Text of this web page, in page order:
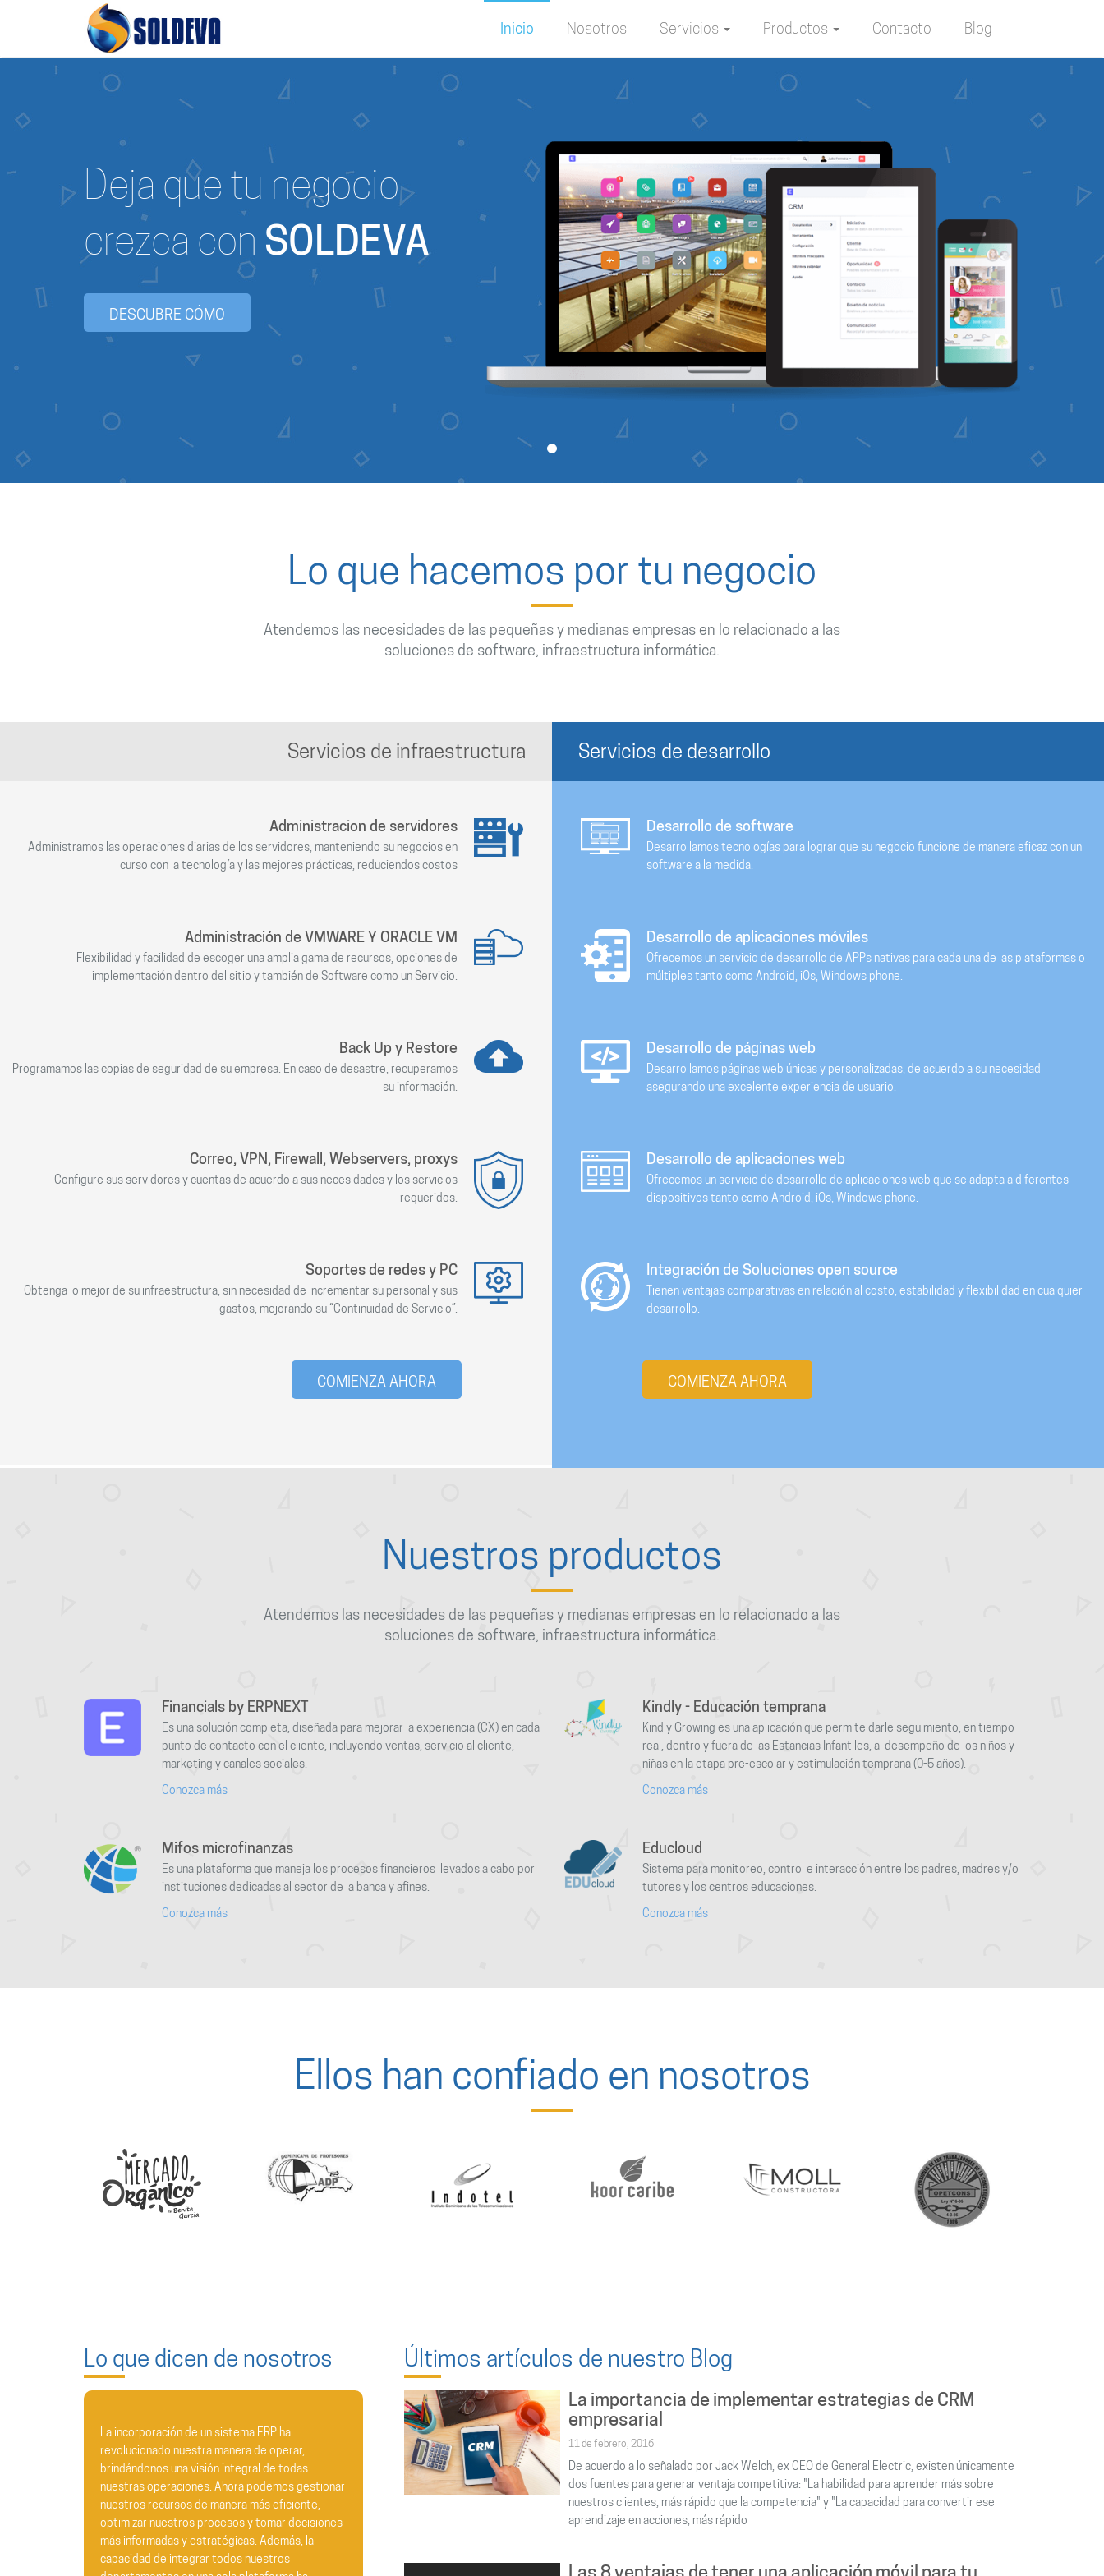
Inicio Nosotros Servicios Productos Contacto Blog
Deja que tu negocio
crezca con SOLDEVA
DESCUBRE CÓMO
Lo que hacemos por tu negocio
Atendemos las necesidades de las pequeñas y medianas empresas en lo relacionado a las
soluciones de software, infraestructura informática.
Servicios de infraestructura
Administracion de servidores
Administramos las operaciones diarias de los servidores, manteniendo su negocios en
curso con la tecnología y las mejores prácticas, reduciendos costos
Administración de VMWARE Y ORACLE VM
Flexibilidad y facilidad de escoger una amplia gama de recursos, opciones de
implementación dentro del sitio y también de Software como un Servicio.
Back Up y Restore
Programamos las copias de seguridad de su empresa. En caso de desastre, recuperamos
su información.
Correo, VPN, Firewall, Webservers, proxys
Configure sus servidores y cuentas de acuerdo a sus necesidades y los servicios
requeridos.
Soportes de redes y PC
Obtenga lo mejor de su infraestructura, sin necesidad de incrementar su personal y sus
gastos, mejorando su “Continuidad de Servicio”.
COMIENZA AHORA
Servicios de desarrollo
Desarrollo de software
Desarrollamos tecnologías para lograr que su negocio funcione de manera eficaz con un
software a la medida.
Desarrollo de aplicaciones móviles
Ofrecemos un servicio de desarrollo de APPs nativas para cada una de las plataformas o
múltiples tanto como Android, iOs, Windows phone.
Desarrollo de páginas web
Desarrollamos páginas web únicas y personalizadas, de acuerdo a su necesidad
asegurando una excelente experiencia de usuario.
Desarrollo de aplicaciones web
Ofrecemos un servicio de desarrollo de aplicaciones web que se adapta a diferentes
dispositivos tanto como Android, iOs, Windows phone.
Integración de Soluciones open source
Tienen ventajas comparativas en relación al costo, estabilidad y flexibilidad en cualquier
desarrollo.
COMIENZA AHORA
Nuestros productos
Atendemos las necesidades de las pequeñas y medianas empresas en lo relacionado a las
soluciones de software, infraestructura informática.
Financials by ERPNEXT
Es una solución completa, diseñada para mejorar la experiencia (CX) en cada
punto de contacto con el cliente, incluyendo ventas, servicio al cliente,
marketing y canales sociales.
Conozca más
Kindly - Educación temprana
Kindly Growing es una aplicación que permite darle seguimiento, en tiempo
real, dentro y fuera de las Estancias Infantiles, al desempeño de los niños y
niñas en la etapa pre-escolar y estimulación temprana (0-5 años).
Conozca más
Mifos microfinanzas
Es una plataforma que maneja los procesos financieros llevados a cabo por
instituciones dedicadas al sector de la banca y afines.
Conozca más
Educloud
Sistema para monitoreo, control e interacción entre los padres, madres y/o
tutores y los centros educaciones.
Conozca más
Ellos han confiado en nosotros
Lo que dicen de nosotros
La incorporación de un sistema ERP ha
revolucionado nuestra manera de operar,
brindándonos una visión integral de todas
nuestras operaciones. Ahora podemos gestionar
nuestros recursos de manera más eficiente,
optimizar nuestros procesos y tomar decisiones
más informadas y estratégicas. Además, la
capacidad de integrar todos nuestros
Estimados equipo de Soldeva.com,
En nombre de todo el equipo de REDISA,
queremos expresar nuestro más sincero
agradecimiento por la impecable implementación
del ERP en nuestra compañía. Vuestra dedicación
Últimos artículos de nuestro Blog
La importancia de implementar estrategias de CRM
empresarial
11 de febrero, 2016
De acuerdo a lo señalado por Jack Welch, ex CEO de General Electric, existen únicamente
dos fuentes para generar ventaja competitiva: "La habilidad para aprender más sobre
nuestros clientes, más rápido que la competencia" y "La capacidad para convertir ese
aprendizaje en acciones, más rápido